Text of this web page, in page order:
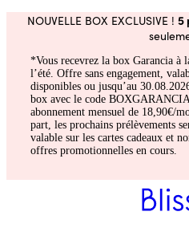
NOUVELLE BOX EXCLUSIVE ! 5
*Vous recevrez la box Garancia à
l’été. Offre sans engagement,
disponibles ou jusqu’au
box avec le code
abonnement mensuel de 18,90€/
part, les prochains prélèvements
valable sur les cartes cadeaux et
offres promotionnelles en cours.